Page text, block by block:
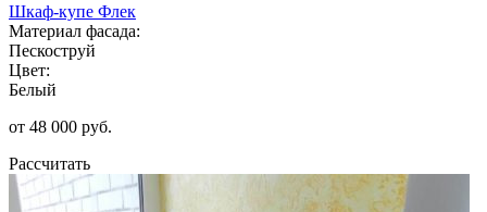
Шкаф-купе Флек
Материал фасада:
Пескоструй
Цвет:
Белый
от 48 000 руб.
Рассчитать